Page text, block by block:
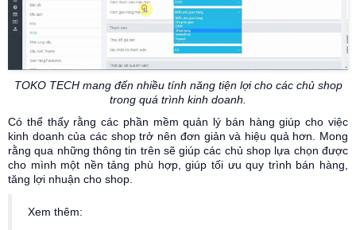
TOKO TECH mang đến nhiều tính năng tiện lợi cho các chủ shop
trong quá trình kinh doanh.
Có thể thấy rằng các phần mềm quản lý bán hàng giúp cho việc
kinh doanh của các shop trở nên đơn giản và hiệu quả hơn. Mong
rằng qua những thông tin trên sẽ giúp các chủ shop lựa chọn được
cho mình một nền tảng phù hợp, giúp tối ưu quy trình bán hàng,
tăng lợi nhuận cho shop.
Xem thêm: